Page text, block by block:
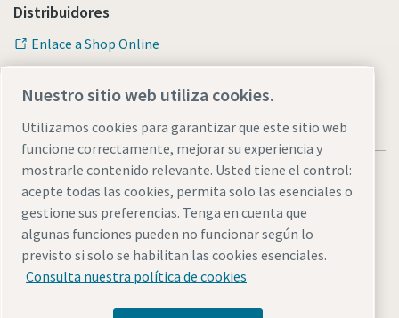
Distribuidores
Enlace a Shop Online
Avisos legales y de privacidadAdministrar cookies
Accesibilidad
Mapa del sitio web
© 2026 Atlas Copco AB
Nuestro sitio web utiliza cookies.
Utilizamos cookies para garantizar que este sitio web
funcione correctamente, mejorar su experiencia y
mostrarle contenido relevante. Usted tiene el control:
acepte todas las cookies, permita solo las esenciales o
gestione sus preferencias. Tenga en cuenta que
algunas funciones pueden no funcionar según lo
previsto si solo se habilitan las cookies esenciales.
Consulta nuestra política de cookies